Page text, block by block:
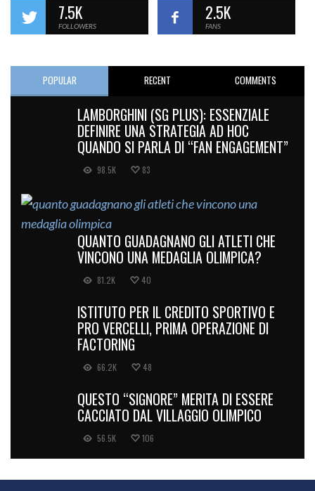
7.5K
FOLLOWERS
2.5K
FANS
POPULAR RECENT COMMENTS
LAMBORGHINI (SG PLUS): ESSENZIALE
DEFINIRE UNA STRATEGIA AD HOC
QUANDO SI PARLA DI “FAN ENGAGEMENT”
98.5K 83
QUANTO GUADAGNANO GLI ATLETI CHE
VINCONO UNA MEDAGLIA OLIMPICA?
81.2K 40
ISTITUTO PER IL CREDITO SPORTIVO E
PRO VERCELLI, PRIMA OPERAZIONE DI
FACTORING
66.2K 48
QUESTO “SIGNORE” MERITA DI ESSERE
CACCIATO DAL VILLAGGIO OLIMPICO
56.5K 106